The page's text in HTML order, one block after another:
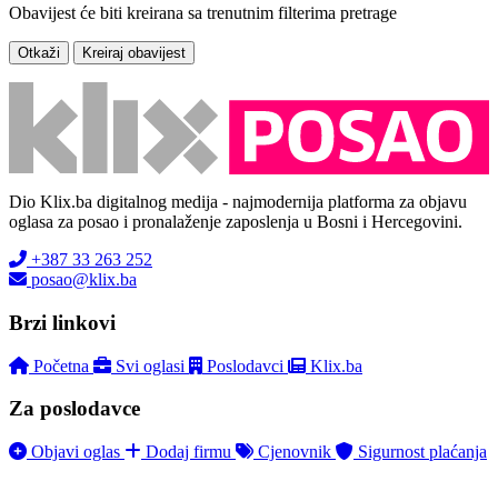
Obavijest će biti kreirana sa trenutnim filterima pretrage
Otkaži Kreiraj obavijest
Dio Klix.ba digitalnog medija - najmodernija platforma za objavu
oglasa za posao i pronalaženje zaposlenja u Bosni i Hercegovini.
+387 33 263 252
posao@klix.ba
Brzi linkovi
Početna Svi oglasi Poslodavci Klix.ba
Za poslodavce
Objavi oglas Dodaj firmu Cjenovnik Sigurnost plaćanja